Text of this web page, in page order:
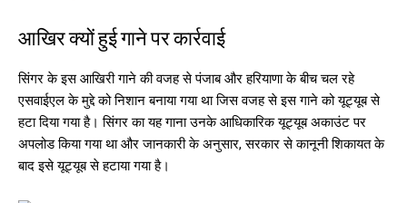
आखिर क्यों हुई गाने पर कार्रवाई
सिंगर के इस आखिरी गाने की वजह से पंजाब और हरियाणा के बीच चल रहे
एसवाईएल के मुद्दे को निशान बनाया गया था जिस वजह से इस गाने को यूट्यूब से
हटा दिया गया है। सिंगर का यह गाना उनके आधिकारिक यूट्यूब अकाउंट पर
अपलोड किया गया था और जानकारी के अनुसार, सरकार से कानूनी शिकायत के
बाद इसे यूट्यूब से हटाया गया है।